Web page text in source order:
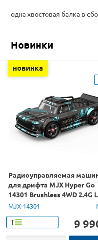
одна хвостовая балка в
Новинки
новинка
Радиоуправляемая
для дрифта MJX Hyper Go
14301 Brushless 4WD 2.4G
1/14 RTR
MJX-14301
Т 9